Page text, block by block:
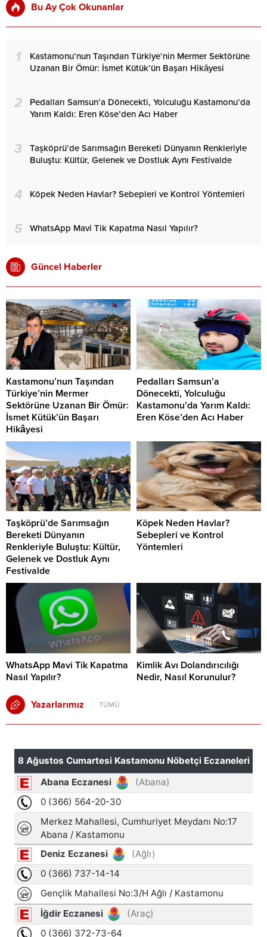
Bu Ay Çok Okunanlar
1
Kastamonu’nun Taşından Türkiye’nin Mermer Sektörüne
Uzanan Bir Ömür: İsmet Kütük’ün Başarı Hikâyesi
2
Pedalları Samsun’a Dönecekti, Yolculuğu Kastamonu’da
Yarım Kaldı: Eren Köse’den Acı Haber
3
Taşköprü’de Sarımsağın Bereketi Dünyanın Renkleriyle
Buluştu: Kültür, Gelenek ve Dostluk Aynı Festivalde
4 Köpek Neden Havlar? Sebepleri ve Kontrol Yöntemleri
5 WhatsApp Mavi Tik Kapatma Nasıl Yapılır?
Güncel Haberler
Kastamonu’nun Taşından
Türkiye’nin Mermer
Sektörüne Uzanan Bir Ömür:
İsmet Kütük’ün Başarı
Hikâyesi
Pedalları Samsun’a
Dönecekti, Yolculuğu
Kastamonu’da Yarım Kaldı:
Eren Köse’den Acı Haber
Taşköprü’de Sarımsağın
Bereketi Dünyanın
Renkleriyle Buluştu: Kültür,
Gelenek ve Dostluk Aynı
Festivalde
Köpek Neden Havlar?
Sebepleri ve Kontrol
Yöntemleri
WhatsApp Mavi Tik Kapatma
Nasıl Yapılır?
Kimlik Avı Dolandırıcılığı
Nedir, Nasıl Korunulur?
Yazarlarımız TÜMÜ